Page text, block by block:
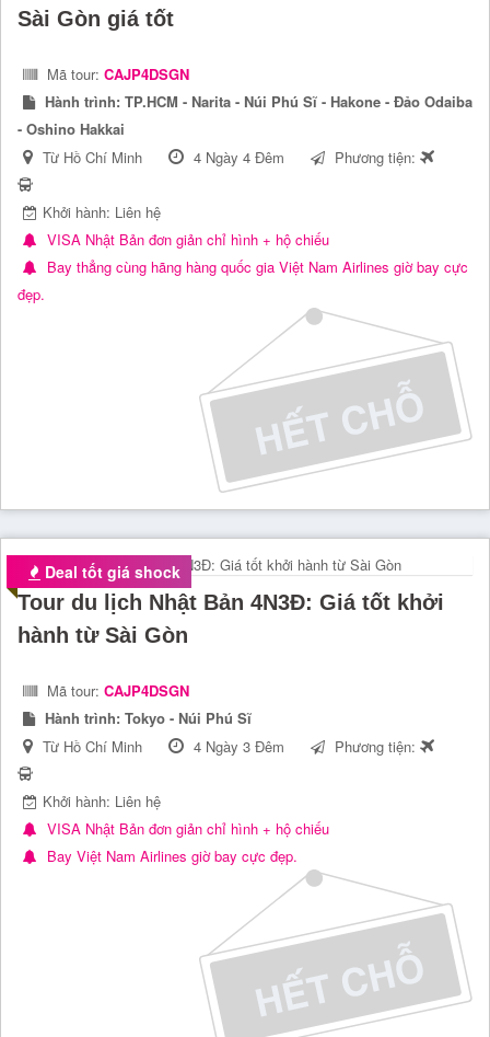
Sài Gòn giá tốt
Mã tour: CAJP4DSGN
Hành trình: TP.HCM - Narita - Núi Phú Sĩ - Hakone - Đảo Odaiba
- Oshino Hakkai
Từ Hồ Chí Minh
4 Ngày 4 Đêm Phương tiện:
Khởi hành: Liên hệ
VISA Nhật Bản đơn giản chỉ hình + hộ chiếu
Bay thẳng cùng hãng hàng quốc gia Việt Nam Airlines giờ bay cực
đẹp.
Deal tốt giá shock
Tour du lịch Nhật Bản 4N3Đ: Giá tốt khởi
hành từ Sài Gòn
Mã tour: CAJP4DSGN
Hành trình: Tokyo - Núi Phú Sĩ
Từ Hồ Chí Minh
4 Ngày 3 Đêm Phương tiện:
Khởi hành: Liên hệ
VISA Nhật Bản đơn giản chỉ hình + hộ chiếu
Bay Việt Nam Airlines giờ bay cực đẹp.